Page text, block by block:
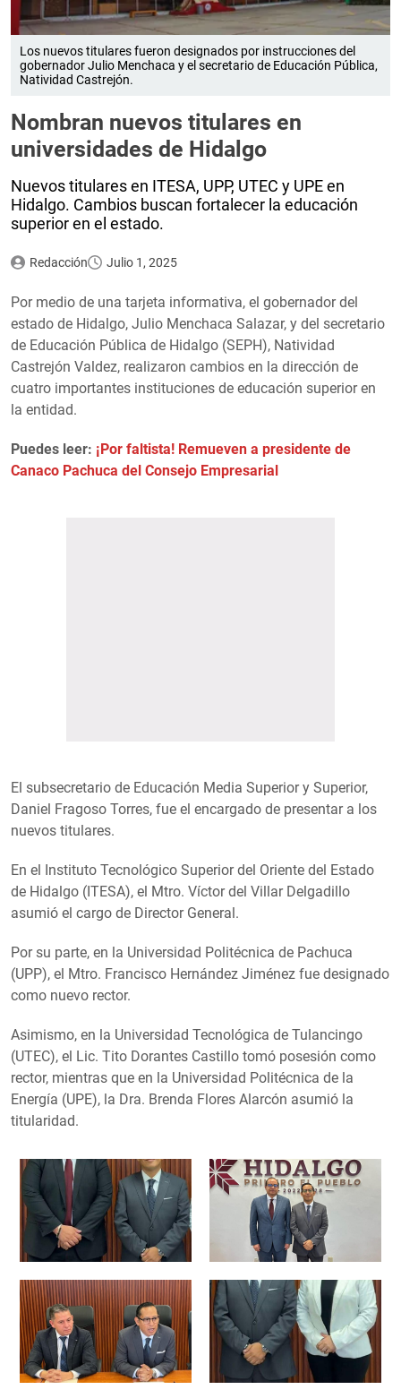
Los nuevos titulares fueron designados por instrucciones del
gobernador Julio Menchaca y el secretario de Educación Pública,
Natividad Castrejón.
Nombran nuevos titulares en
universidades de Hidalgo
Nuevos titulares en ITESA, UPP, UTEC y UPE en
Hidalgo. Cambios buscan fortalecer la educación
superior en el estado.
Redacción Julio 1, 2025
Por medio de una tarjeta informativa, el gobernador del
estado de Hidalgo, Julio Menchaca Salazar, y del secretario
de Educación Pública de Hidalgo (SEPH), Natividad
Castrejón Valdez, realizaron cambios en la dirección de
cuatro importantes instituciones de educación superior en
la entidad.
Puedes leer: ¡Por faltista! Remueven a presidente de
Canaco Pachuca del Consejo Empresarial
El subsecretario de Educación Media Superior y Superior,
Daniel Fragoso Torres, fue el encargado de presentar a los
nuevos titulares.
En el Instituto Tecnológico Superior del Oriente del Estado
de Hidalgo (ITESA), el Mtro. Víctor del Villar Delgadillo
asumió el cargo de Director General.
Por su parte, en la Universidad Politécnica de Pachuca
(UPP), el Mtro. Francisco Hernández Jiménez fue designado
como nuevo rector.
Asimismo, en la Universidad Tecnológica de Tulancingo
(UTEC), el Lic. Tito Dorantes Castillo tomó posesión como
rector, mientras que en la Universidad Politécnica de la
Energía (UPE), la Dra. Brenda Flores Alarcón asumió la
titularidad.